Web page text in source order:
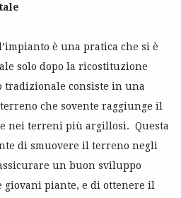
è una pratica che si è
solo dopo la ricostituzione
tradizionale consiste in una
che sovente raggiunge il
nei terreni più argillosi. Questa
di smuovere il terreno negli
un buon sviluppo
giovani piante, e di ottenere il